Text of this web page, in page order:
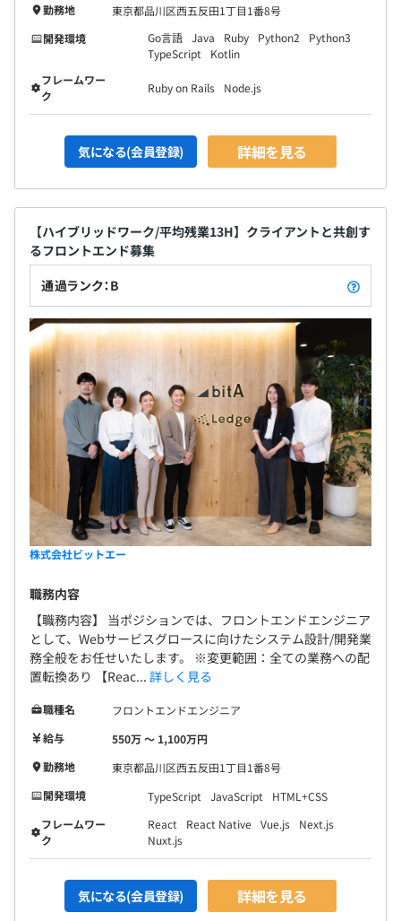
勤務地
東京都品川区西五反田1丁目1番8号
開発環境
Go言語 Java Ruby Python2
Python3
TypeScript
Kotlin
フレームワー
ク
Ruby on Rails Node.js
気になる(会員登録) 詳細を見る
【ハイブリッドワーク/平均残業13H】クライアントと共創す
るフロントエンド募集
通過ランク：B
株式会社ビットエー
職務内容
【職務内容】 当ポジションでは、フロントエンドエンジニア
として、Webサービスグロースに向けたシステム設計/開発業
務全般をお任せいたします。 ※変更範囲：全ての業務への配
置転換あり 【Reac... 詳しく見る
職種名
フロントエンドエンジニア
給与
550万 〜 1,100万円
勤務地
東京都品川区西五反田1丁目1番8号
開発環境
TypeScript JavaScript
HTML+CSS
フレームワー
ク
React React Native Vue.js
Next.js
Nuxt.js
気になる(会員登録) 詳細を見る